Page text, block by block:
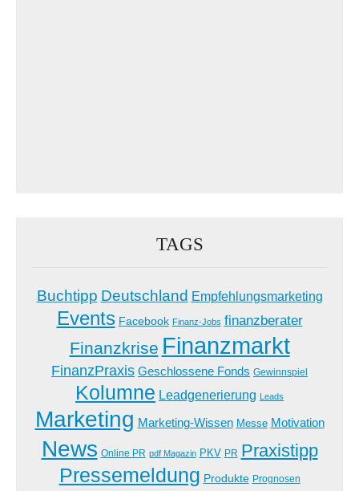
TAGS
Buchtipp Deutschland Empfehlungsmarketing
Events Facebook Finanz-Jobs finanzberater
Finanzkrise Finanzmarkt
FinanzPraxis Geschlossene Fonds Gewinnspiel
Kolumne Leadgenerierung Leads
Marketing Marketing-Wissen Messe Motivation
News Online PR pdf Magazin PKV PR Praxistipp
Pressemeldung Produkte Prognosen